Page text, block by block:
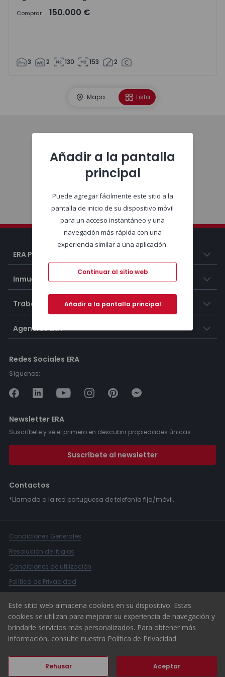
Comprar 150.000 €
3 2 130 153 2
Mapa Lista
ERA Portugal
Inmuebles
Trabaja con nosotros
Agencias ERA
Redes Sociales ERA
Síguenos:
Newsletter ERA
Suscríbete y sé el primero en descubrir propiedades únicas.
Suscríbete al newsletter
Contactos
*Llamada a la red portuguesa de telefonía fija/móvil.
Condiciones Generales
Resolución de litigios
Condiciones de utilización
Política de Privacidad
Canal Denuncias
Este sitio web almacena cookies en su dispositivo. Estas
cookies se utilizan para mejorar su experiencia de navegación y
brindarle servicios más personalizados. Para obtener más
información, consulte nuestra Política de Privacidad
Rehusar Aceptar
Añadir a la pantalla
principal
Puede agregar fácilmente este sitio a la
pantalla de inicio de su dispositivo móvil
para un acceso instantáneo y una
navegación más rápida con una
experiencia similar a una aplicación.
Continuar al sitio web
Añadir a la pantalla principal